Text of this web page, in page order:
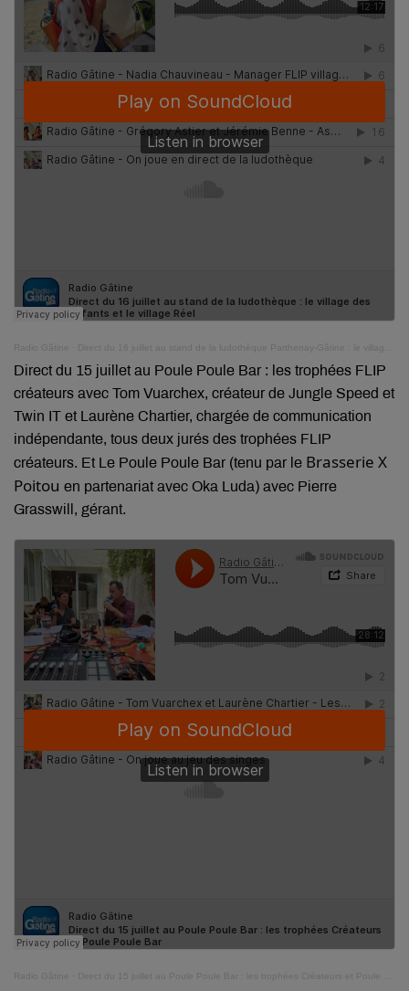
Radio Gâtine Direct du 16 juillet au stand de la ludothèque Parthenay-Gâtine : le village des enfants et le village Réel
Direct du 15 juillet au Poule Poule Bar : les trophées FLIP
créateurs avec Tom Vuarchex, créateur de Jungle Speed et
Twin IT et Laurène Chartier, chargée de communication
indépendante, tous deux jurés des trophées FLIP
créateurs. Et Le Poule Poule Bar (tenu par le Brasserie X
Poitou en partenariat avec Oka Luda) avec Pierre
Grasswill, gérant.
Radio Gâtine Direct du 15 juillet au Poule Poule Bar : les trophées Créateurs et Poule Poule Bar